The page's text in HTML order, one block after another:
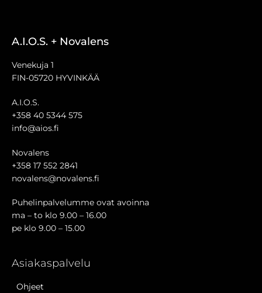
A.I.O.S. + Novalens
Venekuja 1
FIN-05720 HYVINKÄÄ
A.I.O.S.
+358 40 5344 575
info@aios.fi
Novalens
+358 17 552 2841
novalens@novalens.fi
Puhelinpalvelumme ovat avoinna
ma – to klo 9.00 – 16.00
pe klo 9.00 – 15.00
Asiakaspalvelu
Ohjeet